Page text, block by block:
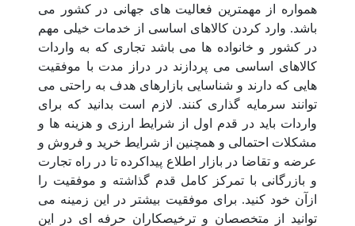
همواره از مهمترین فعالیت های جهانی در کشور می
باشد. وارد کردن کالاهای اساسی از خدمات خیلی مهم
در کشور و خانواده ها می باشد تجاری که به واردات
کالاهای اساسی می پردازند در دراز مدت با موفقیت
هایی که دارند و شناسایی بازارهای هدف به راحتی می
توانند سرمایه گذاری کنند. لازم است بدانید که برای
واردات باید در قدم اول از شرایط ارزی و هزینه ها و
مشکلات احتمالی و همچنین از شرایط خرید و فروش و
عرضه و تقاضا در بازار اطلاع پیداکرده تا در راه تجارت
و بازرگانی با تمرکز کامل قدم گذاشته و موفقیت را
ازآن خود کنید. برای موفقیت بیشتر در این زمینه می
توانید از متخصصان و ترخیصکاران حرفه ای در این